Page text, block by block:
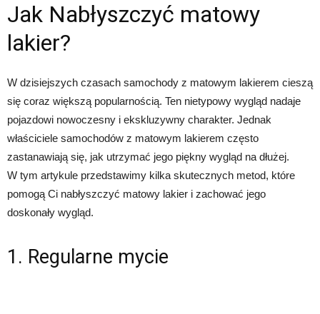
Jak Nabłyszczyć matowy
lakier?
W dzisiejszych czasach samochody z matowym lakierem cieszą
się coraz większą popularnością. Ten nietypowy wygląd nadaje
pojazdowi nowoczesny i ekskluzywny charakter. Jednak
właściciele samochodów z matowym lakierem często
zastanawiają się, jak utrzymać jego piękny wygląd na dłużej.
W tym artykule przedstawimy kilka skutecznych metod, które
pomogą Ci nabłyszczyć matowy lakier i zachować jego
doskonały wygląd.
1. Regularne mycie